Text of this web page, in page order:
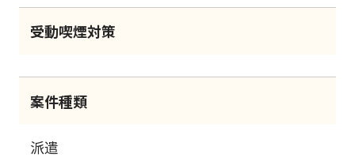
受動喫煙対策
案件種類
派遣